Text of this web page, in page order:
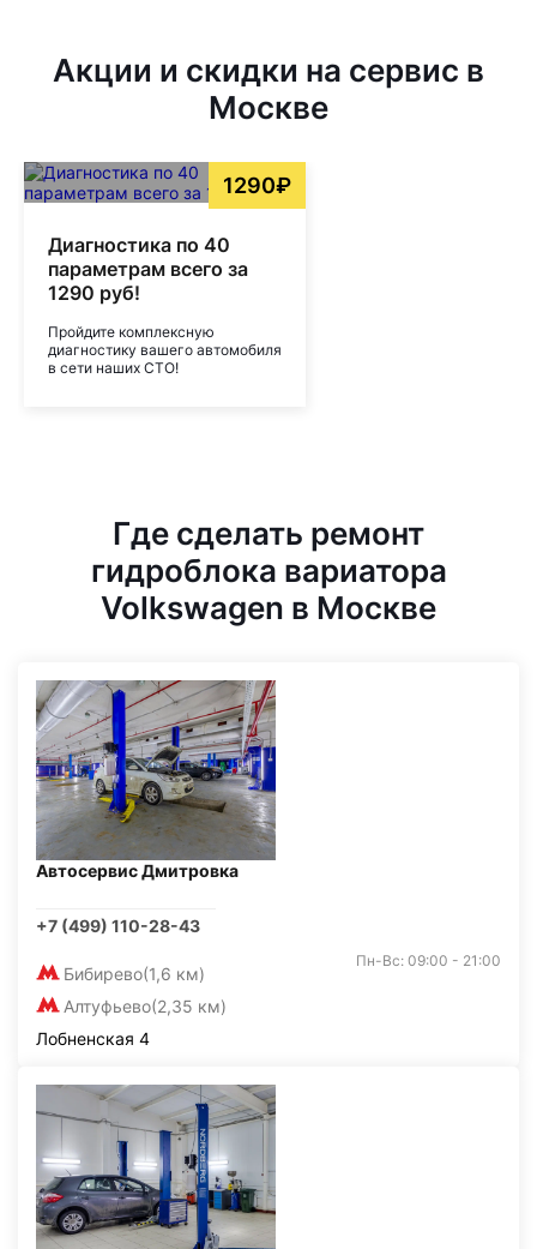
Акции и скидки на сервис в
Москве
1290₽
Диагностика по 40
параметрам всего за
1290 руб!
Пройдите комплексную
диагностику вашего автомобиля
в сети наших СТО!
Где сделать ремонт
гидроблока вариатора
Volkswagen в Москве
Автосервис Дмитровка
+7 (499) 110-28-43
Бибирево(1,6 км)
Алтуфьево(2,35 км)
Пн-Вс: 09:00 - 21:00
Лобненская 4